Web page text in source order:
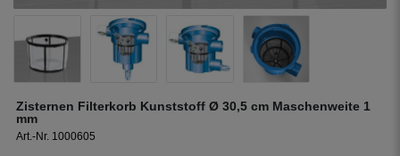
Zisternen Filterkorb Kunststoff Ø 30,5 cm Maschenweite 1
mm
Art.-Nr. 1000605